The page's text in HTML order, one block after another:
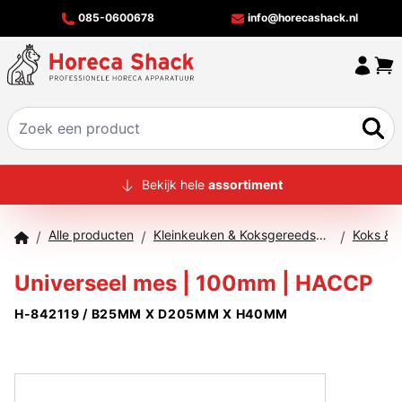
085-0600678 info@horecashack.nl
HOME
MERKEN
OFFERTECHECKER
Bekijk hele assortiment
/ Alle producten / Kleinkeuken & Koksgereedschap / Koks &
Universeel mes | 100mm | HACCP
H-842119 / B25MM X D205MM X H40MM